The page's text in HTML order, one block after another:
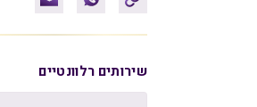
שירותים רלוונטיים